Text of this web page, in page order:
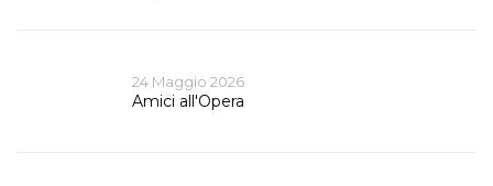
24 Maggio 2026
Amici all'Opera